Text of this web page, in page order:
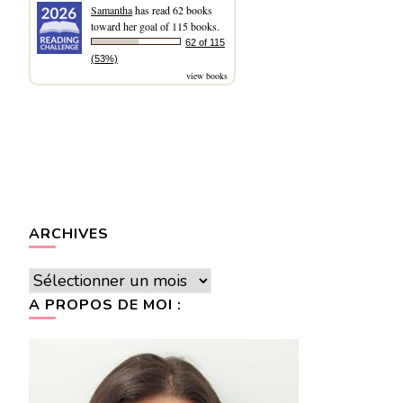
Samanthahas read 62 books
toward her goal of 115 books.
62 of 115
(53%)
view books
ARCHIVES
Archives
A PROPOS DE MOI :